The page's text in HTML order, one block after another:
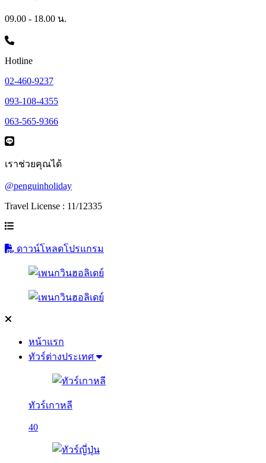
09.00 - 18.00 น.
Hotline
02-460-9237
093-108-4355
063-565-9366
เราช่วยคุณได้
@penguinholiday
Travel License : 11/12335
ดาวน์โหลดโปรแกรม
หน้าแรก
ทัวร์ต่างประเทศ
ทัวร์เกาหลี
40